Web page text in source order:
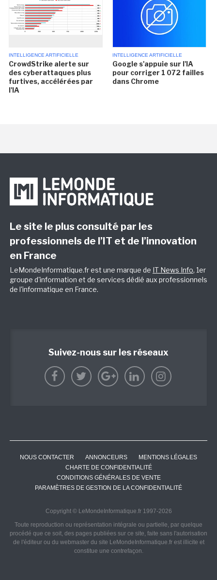
INTELLIGENCE ARTIFICIELLE
CrowdStrike alerte sur
des cyberattaques plus
furtives, accélérées par
l'IA
INTELLIGENCE ARTIFICIELLE
Google s'appuie sur l'IA
pour corriger 1 072 failles
dans Chrome
Le site le plus consulté par les
professionnels de l’IT et de l’innovation
en France
LeMondeInformatique.fr est une marque de IT News Info, 1er
groupe d'information et de services dédié aux professionnels
de l'informatique en France.
Suivez-nous sur les réseaux
NOUS CONTACTER ANNONCEURS
MENTIONS LÉGALES
CHARTE DE CONFIDENTIALITÉ
CONDITIONS GÉNÉRALES DE VENTE
PARAMÈTRES DE GESTION DE LA CONFIDENTIALITÉ
Copyright © LeMondeInformatique.fr 1997-2026
Toute reproduction ou représentation intégrale ou partielle, par quelque
procédé que ce soit, des pages publiées sur ce site, faite sans l'autorisation
de l'éditeur ou du webmaster du site LeMondeInformatique.fr est illicite et
constitue une contrefaçon.